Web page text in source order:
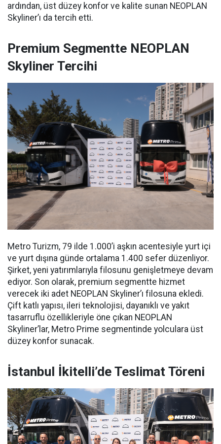
ardından, üst düzey konfor ve kalite sunan NEOPLAN
Skyliner’ı da tercih etti.
Premium Segmentte NEOPLAN
Skyliner Tercihi
Metro Turizm, 79 ilde 1.000’i aşkın acentesiyle yurt içi
ve yurt dışına günde ortalama 1.400 sefer düzenliyor.
Şirket, yeni yatırımlarıyla filosunu genişletmeye devam
ediyor. Son olarak, premium segmentte hizmet
verecek iki adet NEOPLAN Skyliner’ı filosuna ekledi.
Çift katlı yapısı, ileri teknolojisi, dayanıklı ve yakıt
tasarruflu özellikleriyle öne çıkan NEOPLAN
Skyliner’lar, Metro Prime segmentinde yolculara üst
düzey konfor sunacak.
İstanbul İkitelli’de Teslimat Töreni